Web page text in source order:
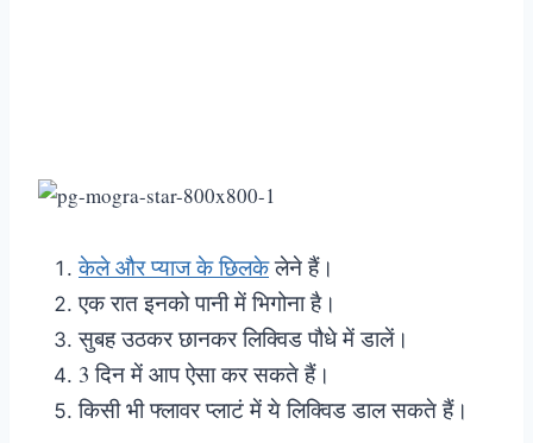
केले और प्याज के छिलकेलेने हैं।
एक रात इनको पानी में भिगोना है।
सुबह उठकर छानकर लिक्विड पौधे में डालें।
3 दिन में आप ऐसा कर सकते हैं।
किसी भी फ्लावर प्लाटं में ये लिक्विड डाल सकते हैं।